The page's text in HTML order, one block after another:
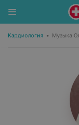
Кардиология • Музыка